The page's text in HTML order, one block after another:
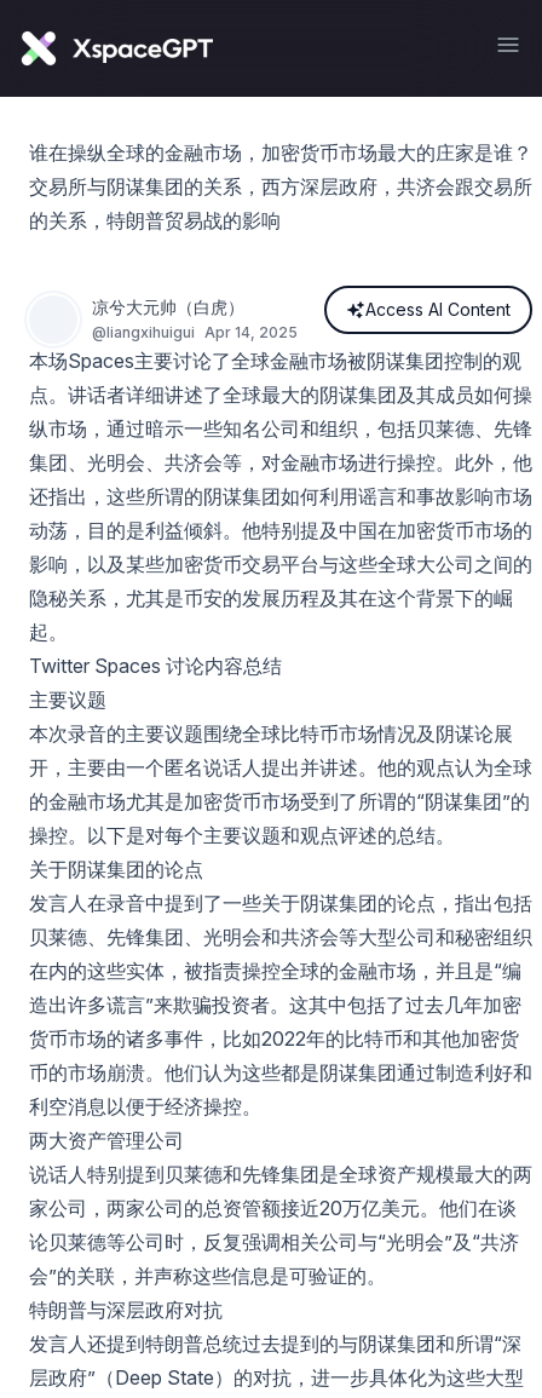
谁在操纵全球的金融市场，加密货币市场最大的庄家是谁？
交易所与阴谋集团的关系，西方深层政府，共济会跟交易所
的关系，特朗普贸易战的影响
凉兮大元帅（白虎）
@liangxihuigui Apr 14, 2025
Access AI Content
本场Spaces主要讨论了全球金融市场被阴谋集团控制的观
点。讲话者详细讲述了全球最大的阴谋集团及其成员如何操
纵市场，通过暗示一些知名公司和组织，包括贝莱德、先锋
集团、光明会、共济会等，对金融市场进行操控。此外，他
还指出，这些所谓的阴谋集团如何利用谣言和事故影响市场
动荡，目的是利益倾斜。他特别提及中国在加密货币市场的
影响，以及某些加密货币交易平台与这些全球大公司之间的
隐秘关系，尤其是币安的发展历程及其在这个背景下的崛
起。
Twitter Spaces 讨论内容总结
主要议题
本次录音的主要议题围绕全球比特币市场情况及阴谋论展
开，主要由一个匿名说话人提出并讲述。他的观点认为全球
的金融市场尤其是加密货币市场受到了所谓的“阴谋集团”的
操控。以下是对每个主要议题和观点评述的总结。
关于阴谋集团的论点
发言人在录音中提到了一些关于阴谋集团的论点，指出包括
贝莱德、先锋集团、光明会和共济会等大型公司和秘密组织
在内的这些实体，被指责操控全球的金融市场，并且是“编
造出许多谎言”来欺骗投资者。这其中包括了过去几年加密
货币市场的诸多事件，比如2022年的比特币和其他加密货
币的市场崩溃。他们认为这些都是阴谋集团通过制造利好和
利空消息以便于经济操控。
两大资产管理公司
说话人特别提到贝莱德和先锋集团是全球资产规模最大的两
家公司，两家公司的总资管额接近20万亿美元。他们在谈
论贝莱德等公司时，反复强调相关公司与“光明会”及“共济
会”的关联，并声称这些信息是可验证的。
特朗普与深层政府对抗
发言人还提到特朗普总统过去提到的与阴谋集团和所谓“深
层政府”（Deep State）的对抗，进一步具体化为这些大型